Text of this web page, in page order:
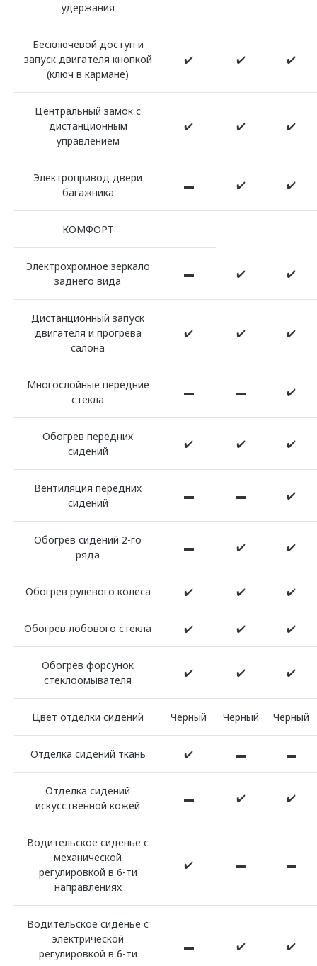
удержания
Бесключевой доступ и
запуск двигателя кнопкой
(ключ в кармане)
✔️ ✔️ ✔️
Центральный замок с
дистанционным
управлением
✔️ ✔️ ✔️
Электропривод двери
багажника
▬ ✔️ ✔️
КОМФОРТ
Электрохромное зеркало
заднего вида
▬ ✔️ ✔️
Дистанционный запуск
двигателя и прогрева
салона
✔️ ✔️ ✔️
Многослойные передние
стекла
▬ ▬ ✔️
Обогрев передних
сидений
✔️ ✔️ ✔️
Вентиляция передних
сидений
▬ ▬ ✔️
Обогрев сидений 2-го
ряда
▬ ✔️ ✔️
Обогрев рулевого колеса ✔️ ✔️ ✔️
Обогрев лобового стекла ✔️ ✔️ ✔️
Обогрев форсунок
стеклоомывателя
✔️ ✔️ ✔️
Цвет отделки сидений Черный Черный Черный
Отделка сидений ткань ✔️ ▬ ▬
Отделка сидений
искусственной кожей
▬ ✔️ ✔️
Водительское сиденье с
механической
регулировкой в 6-ти
направлениях
✔️ ▬ ▬
Водительское сиденье с
электрической
регулировкой в 6-ти
▬ ✔️ ✔️